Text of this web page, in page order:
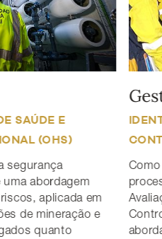
SAÚDE E
(OHS)
segurança
abordagem
aplicada em
de mineração e
quanto